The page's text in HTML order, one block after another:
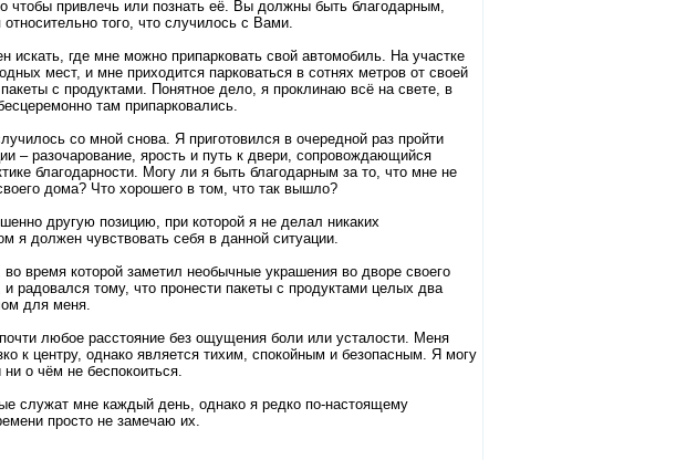
чтобы привлечь или познать её. Вы должны быть благодарным,
того, что случилось с Вами.
где мне можно припарковать свой автомобиль. На участке
мест, и мне приходится парковаться в сотнях метров от своей
с продуктами. Понятное дело, я проклинаю всё на свете, в
там припарковались.
со мной снова. Я приготовился в очередной раз пройти
– разочарование, ярость и путь к двери, сопровождающийся
благодарности. Могу ли я быть благодарным за то, что мне не
дома? Что хорошего в том, что так вышло?
другую позицию, при которой я не делал никаких
я должен чувствовать себя в данной ситуации.
время которой заметил необычные украшения во дворе своего
радовался тому, что пронести пакеты с продуктами целых два
для меня.
любое расстояние без ощущения боли или усталости. Меня
к центру, однако является тихим, спокойным и безопасным. Я могу
о чём не беспокоиться.
служат мне каждый день, однако я редко по-настоящему
просто не замечаю их.